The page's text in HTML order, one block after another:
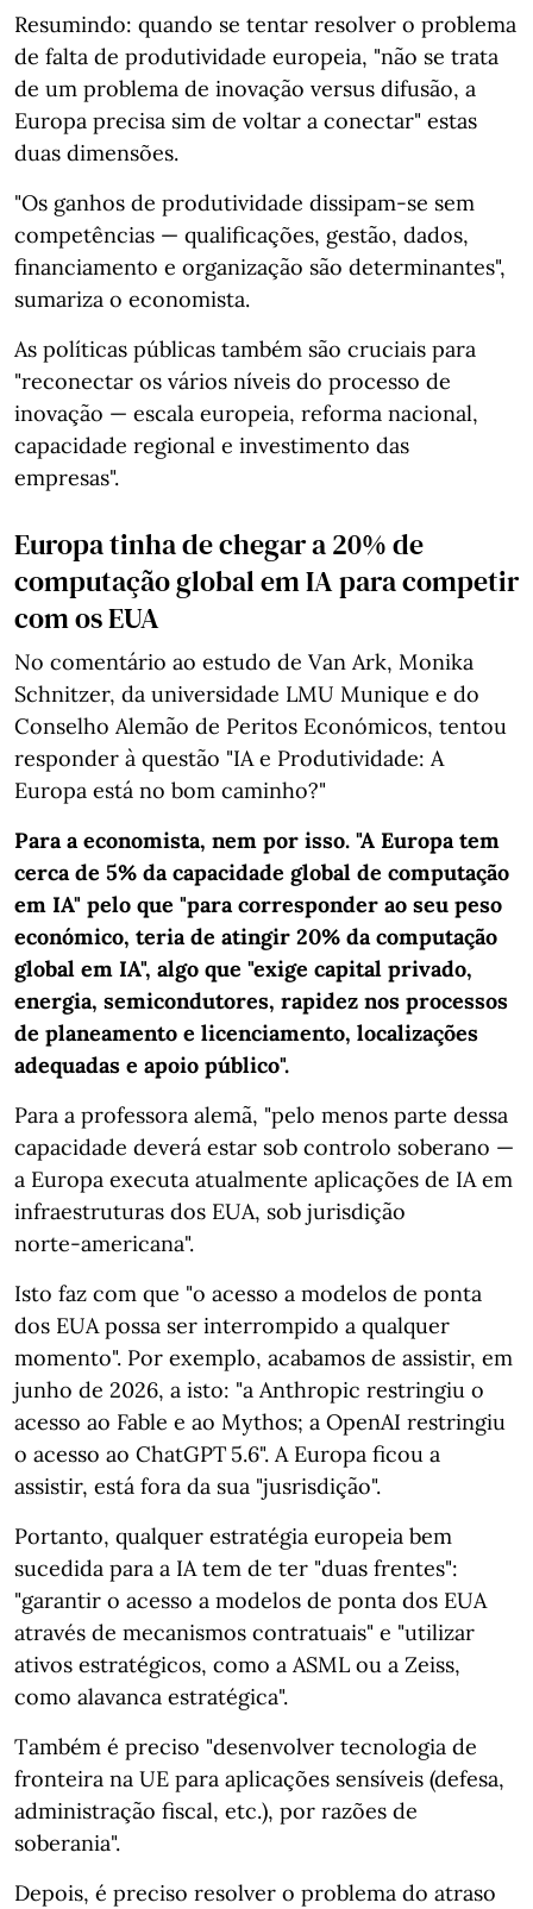
Resumindo: quando se tentar resolver o problema
de falta de produtividade europeia, "não se trata
de um problema de inovação versus difusão, a
Europa precisa sim de voltar a conectar" estas
duas dimensões.
"Os ganhos de produtividade dissipam-se sem
competências — qualificações, gestão, dados,
financiamento e organização são determinantes",
sumariza o economista.
As políticas públicas também são cruciais para
"reconectar os vários níveis do processo de
inovação — escala europeia, reforma nacional,
capacidade regional e investimento das
empresas".
Europa tinha de chegar a 20% de
computação global em IA para competir
com os EUA
No comentário ao estudo de Van Ark, Monika
Schnitzer, da universidade LMU Munique e do
Conselho Alemão de Peritos Económicos, tentou
responder à questão "IA e Produtividade: A
Europa está no bom caminho?"
Para a economista, nem por isso. "A Europa tem
cerca de 5% da capacidade global de computação
em IA" pelo que "para corresponder ao seu peso
económico, teria de atingir 20% da computação
global em IA", algo que "exige capital privado,
energia, semicondutores, rapidez nos processos
de planeamento e licenciamento, localizações
adequadas e apoio público".
Para a professora alemã, "pelo menos parte dessa
capacidade deverá estar sob controlo soberano —
a Europa executa atualmente aplicações de IA em
infraestruturas dos EUA, sob jurisdição
norte‑americana".
Isto faz com que "o acesso a modelos de ponta
dos EUA possa ser interrompido a qualquer
momento". Por exemplo, acabamos de assistir, em
junho de 2026, a isto: "a Anthropic restringiu o
acesso ao Fable e ao Mythos; a OpenAI restringiu
o acesso ao ChatGPT 5.6". A Europa ficou a
assistir, está fora da sua "jusrisdição".
Portanto, qualquer estratégia europeia bem
sucedida para a IA tem de ter "duas frentes":
"garantir o acesso a modelos de ponta dos EUA
através de mecanismos contratuais" e "utilizar
ativos estratégicos, como a ASML ou a Zeiss,
como alavanca estratégica".
Também é preciso "desenvolver tecnologia de
fronteira na UE para aplicações sensíveis (defesa,
administração fiscal, etc.), por razões de
soberania".
Depois, é preciso resolver o problema do atraso